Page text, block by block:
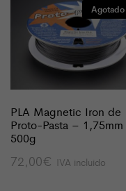
Agotado
PLA Magnetic Iron de
Proto-Pasta – 1,75mm
500g
72,00€ IVA incluido